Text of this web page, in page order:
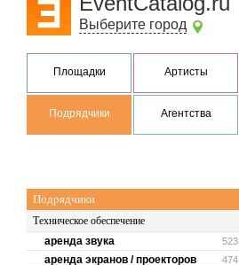
Выберите город
Площадки Артисты
Подрядчики Агентства
Подрядчики
Техническое обеспечение
523
аренда звука
474
аренда экранов / проекторов